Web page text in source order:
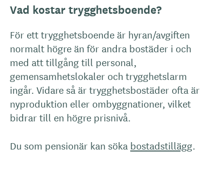
Vad kostar trygghetsboende?
För ett trygghetsboende är hyran/avgiften
normalt högre än för andra bostäder i och
med att tillgång till personal,
gemensamhetslokaler och trygghetslarm
ingår. Vidare så är trygghetsbostäder ofta är
nyproduktion eller ombyggnationer, vilket
bidrar till en högre prisnivå.
Du som pensionär kan söka bostadstillägg.